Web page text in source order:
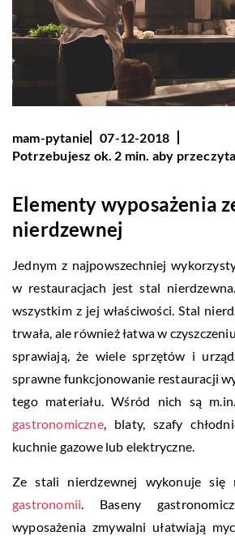
mam-pytanie
07-12-2018
Potrzebujesz ok. 2 min. aby
Elementy wyposażenia
nierdzewnej
Jednym z najpowszechniej
w restauracjach jest stal
wszystkim z jej właściwości. Stal
trwała, ale również łatwa w
sprawiają, że wiele sprzętów i
sprawne funkcjonowanie restauracji
tego materiału. Wśród nich są
gastronomiczne, blaty, szafy
kuchnie gazowe lub elektryczne.
Ze stali nierdzewnej wykonuje się
gastronomii . Baseny
wyposażenia zmywalni ułatwiają